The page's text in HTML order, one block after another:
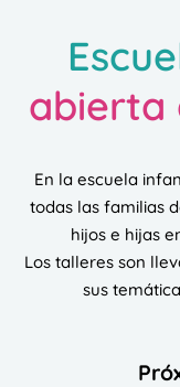
abierta
En la escuela
todas las familias
hijos e hijas
Los talleres son
sus